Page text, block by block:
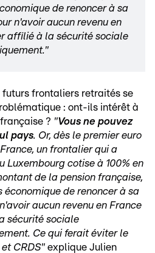
de renoncer à sa
n'avoir aucun revenu en
affilié à la sécurité sociale
futurs frontaliers retraités se
: ont-ils intérêt à
? "Vous ne pouvez
pays. Or, dès le premier euro
un frontalier qui a
Luxembourg cotise à 100% en
de la pension française,
de renoncer à sa
aucun revenu en France
sécurité sociale
Ce qui ferait éviter le
CRDS" explique Julien